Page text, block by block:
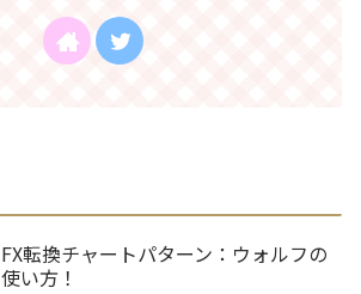
FX転換チャートパターン：ウォルフの
使い方！